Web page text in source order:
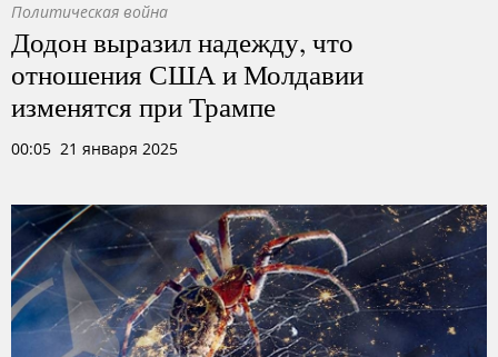
Политическая война
Додон выразил надежду, что
отношения США и Молдавии
изменятся при Трампе
00:05 21 января 2025